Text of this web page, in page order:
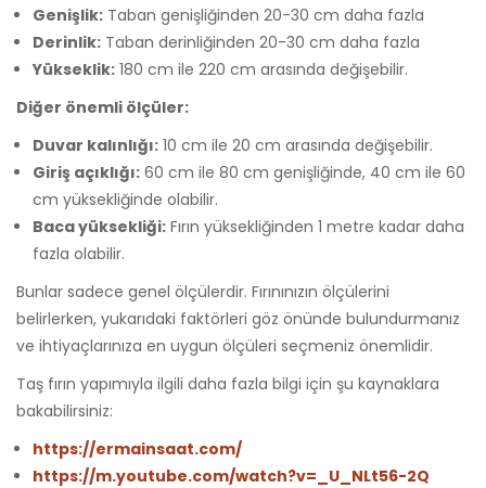
Genişlik: Taban genişliğinden 20-30 cm daha fazla
Derinlik: Taban derinliğinden 20-30 cm daha fazla
Yükseklik: 180 cm ile 220 cm arasında değişebilir.
Diğer önemli ölçüler:
Duvar kalınlığı: 10 cm ile 20 cm arasında değişebilir.
Giriş açıklığı: 60 cm ile 80 cm genişliğinde, 40 cm ile 60
cm yüksekliğinde olabilir.
Baca yüksekliği: Fırın yüksekliğinden 1 metre kadar daha
fazla olabilir.
Bunlar sadece genel ölçülerdir. Fırınınızın ölçülerini
belirlerken, yukarıdaki faktörleri göz önünde bulundurmanız
ve ihtiyaçlarınıza en uygun ölçüleri seçmeniz önemlidir.
Taş fırın yapımıyla ilgili daha fazla bilgi için şu kaynaklara
bakabilirsiniz:
https://ermainsaat.com/
https://m.youtube.com/watch?v=_U_NLt56-2Q